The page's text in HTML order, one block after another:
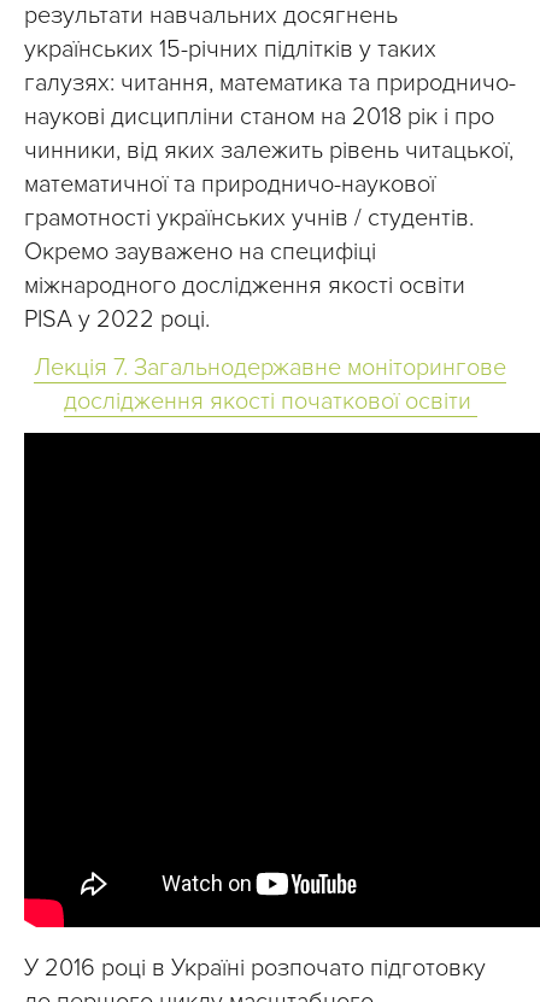
результати навчальних досягнень
українських 15-річних підлітків у таких
галузях: читання, математика та природничо-
наукові дисципліни станом на 2018 рік і про
чинники, від яких залежить рівень читацької,
математичної та природничо-наукової
грамотності українських учнів / студентів.
Окремо зауважено на специфіці
міжнародного дослідження якості освіти
PISA у 2022 році.
Лекція 7. Загальнодержавне моніторингове
дослідження якості початкової освіти
У 2016 році в Україні розпочато підготовку